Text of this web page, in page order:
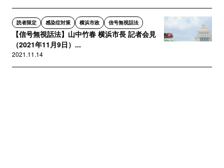
読者限定 感染症対策 横浜市政 信号無視話法
【信号無視話法】山中竹春 横浜市長 記者会見
（2021年11月9日）...
2021.11.14